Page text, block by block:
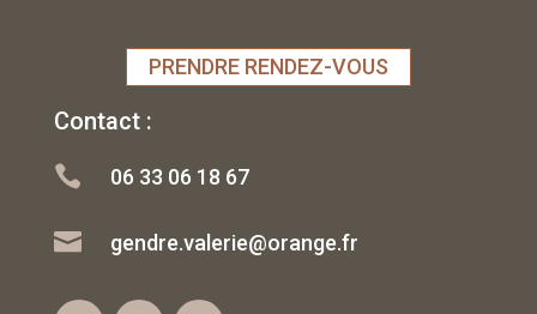
PRENDRE RENDEZ-VOUS
Contact :
 06 33 06 18 67
 gendre.valerie@orange.fr